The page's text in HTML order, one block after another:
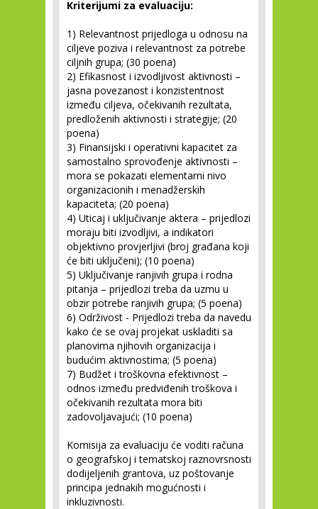
Kriterijumi za evaluaciju:
1) Relevantnost prijedloga u odnosu na
ciljeve poziva i relevantnost za potrebe
ciljnih grupa; (30 poena)
2) Efikasnost i izvodljivost aktivnosti –
jasna povezanost i konzistentnost
između ciljeva, očekivanih rezultata,
predloženih aktivnosti i strategije; (20
poena)
3) Finansijski i operativni kapacitet za
samostalno sprovođenje aktivnosti –
mora se pokazati elementarni nivo
organizacionih i menadžerskih
kapaciteta; (20 poena)
4) Uticaj i uključivanje aktera – prijedlozi
moraju biti izvodljivi, a indikatori
objektivno provjerljivi (broj građana koji
će biti uključeni); (10 poena)
5) Uključivanje ranjivih grupa i rodna
pitanja – prijedlozi treba da uzmu u
obzir potrebe ranjivih grupa; (5 poena)
6) Održivost - Prijedlozi treba da navedu
kako će se ovaj projekat uskladiti sa
planovima njihovih organizacija i
budućim aktivnostima; (5 poena)
7) Budžet i troškovna efektivnost –
odnos između predviđenih troškova i
očekivanih rezultata mora biti
zadovoljavajući; (10 poena)
Komisija za evaluaciju će voditi računa
o geografskoj i tematskoj raznovrsnosti
dodijeljenih grantova, uz poštovanje
principa jednakih mogućnosti i
inkluzivnosti.